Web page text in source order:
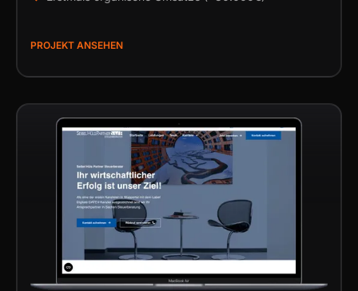
PROJEKT ANSEHEN